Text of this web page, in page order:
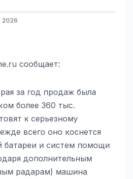
2026
сообщает:
за год продаж была
более 360 тыс.
к серьезному
всего оно коснется
батареи и систем помощи
дополнительным
радарам) машина